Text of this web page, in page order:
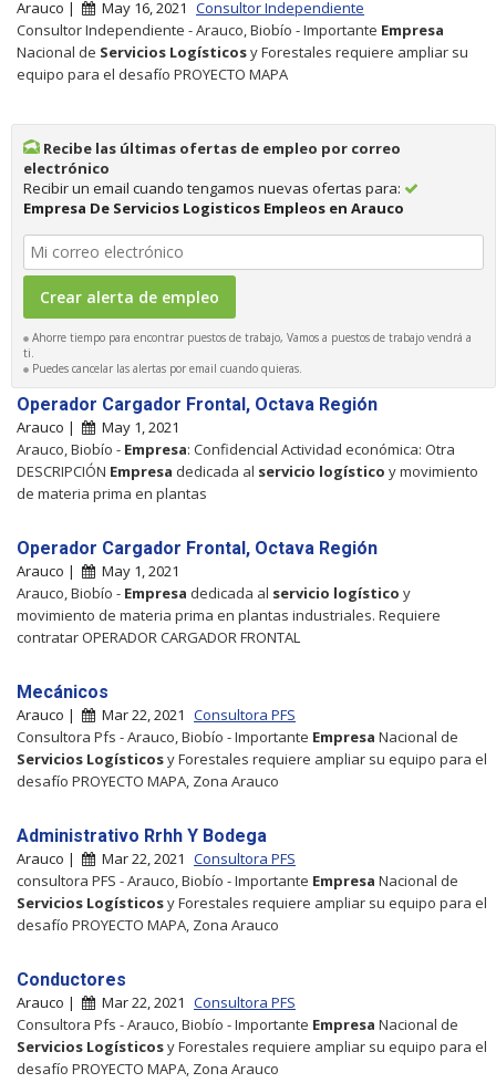
Arauco | May 16, 2021 Consultor Independiente
Consultor Independiente - Arauco, Biobío - Importante Empresa
Nacional de Servicios Logísticosy Forestales requiere ampliar su
equipo para el desafío PROYECTO MAPA
Recibe las últimas ofertas de empleo por correo
electrónico
Recibir un email cuando tengamos nuevas ofertas para:
Empresa De Servicios Logisticos Empleos en Arauco
Ahorre tiempo para encontrar puestos de trabajo, Vamos a puestos de trabajo vendrá a
ti.
Puedes cancelar las alertas por email cuando quieras.
Operador Cargador Frontal, Octava Región
Arauco |
May 1, 2021
Arauco, Biobío - Empresa: Confidencial Actividad económica: Otra
DESCRIPCIÓN Empresa dedicada al servicio logístico y movimiento
de materia prima en plantas
Operador Cargador Frontal, Octava Región
Arauco |
May 1, 2021
Arauco, Biobío - Empresa dedicada al servicio logístico y
movimiento de materia prima en plantas industriales. Requiere
contratar OPERADOR CARGADOR FRONTAL
Mecánicos
Arauco | Mar 22, 2021 Consultora PFS
Consultora Pfs - Arauco, Biobío - Importante Empresa Nacional de
Servicios Logísticosy Forestales requiere ampliar su equipo para el
desafío PROYECTO MAPA, Zona Arauco
Administrativo Rrhh Y Bodega
Arauco | Mar 22, 2021 Consultora PFS
consultora PFS - Arauco, Biobío - Importante Empresa Nacional de
Servicios Logísticosy Forestales requiere ampliar su equipo para el
desafío PROYECTO MAPA, Zona Arauco
Conductores
Arauco | Mar 22, 2021 Consultora PFS
Consultora Pfs - Arauco, Biobío - Importante Empresa Nacional de
Servicios Logísticosy Forestales requiere ampliar su equipo para el
desafío PROYECTO MAPA, Zona Arauco